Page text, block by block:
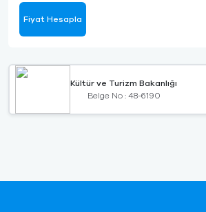
Fiyat Hesapla
Kültür ve Turizm Bakanlığı
Belge No : 48-6190